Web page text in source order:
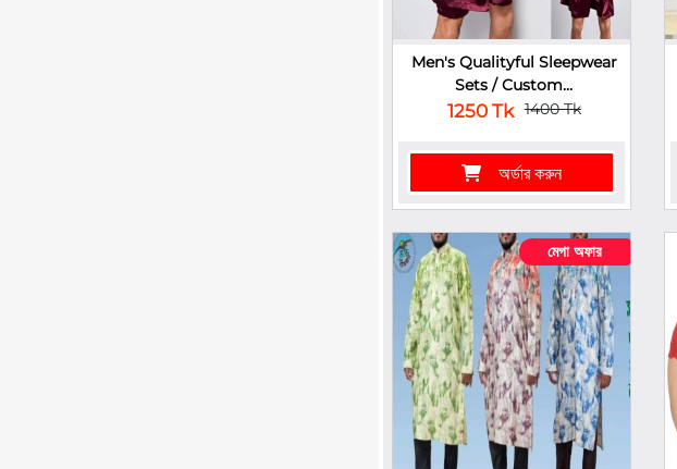
Men's Qualityful Sleepwear
Sets / Custom...
1250 Tk 1400 Tk
অর্ডার করুন
মেগা অফার